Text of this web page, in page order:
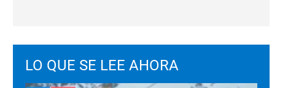
LO QUE SE LEE AHORA